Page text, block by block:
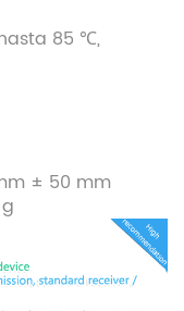
85 ℃,
± 50 mm